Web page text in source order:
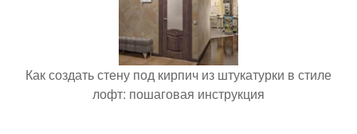
Как создать стену под кирпич из штукатурки в стиле
лофт: пошаговая инструкция